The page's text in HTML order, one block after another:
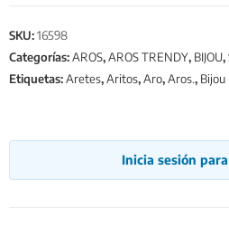
SKU:16598
Categorías:AROS,AROS TRENDY, BIJOU,
Etiquetas:Aretes,Aritos,Aro,Aros., Bijou
Inicia sesión